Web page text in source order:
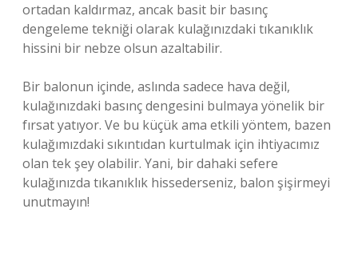
ortadan kaldırmaz, ancak basit bir basınç
dengeleme tekniği olarak kulağınızdaki tıkanıklık
hissini bir nebze olsun azaltabilir.
Bir balonun içinde, aslında sadece hava değil,
kulağınızdaki basınç dengesini bulmaya yönelik bir
fırsat yatıyor. Ve bu küçük ama etkili yöntem, bazen
kulağımızdaki sıkıntıdan kurtulmak için ihtiyacımız
olan tek şey olabilir. Yani, bir dahaki sefere
kulağınızda tıkanıklık hissederseniz, balon şişirmeyi
unutmayın!